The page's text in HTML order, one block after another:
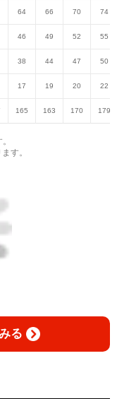
64 66 70 74
46 49 52 55
38 44 47 50
17 19 20 22
165 163 170 179
す。
る